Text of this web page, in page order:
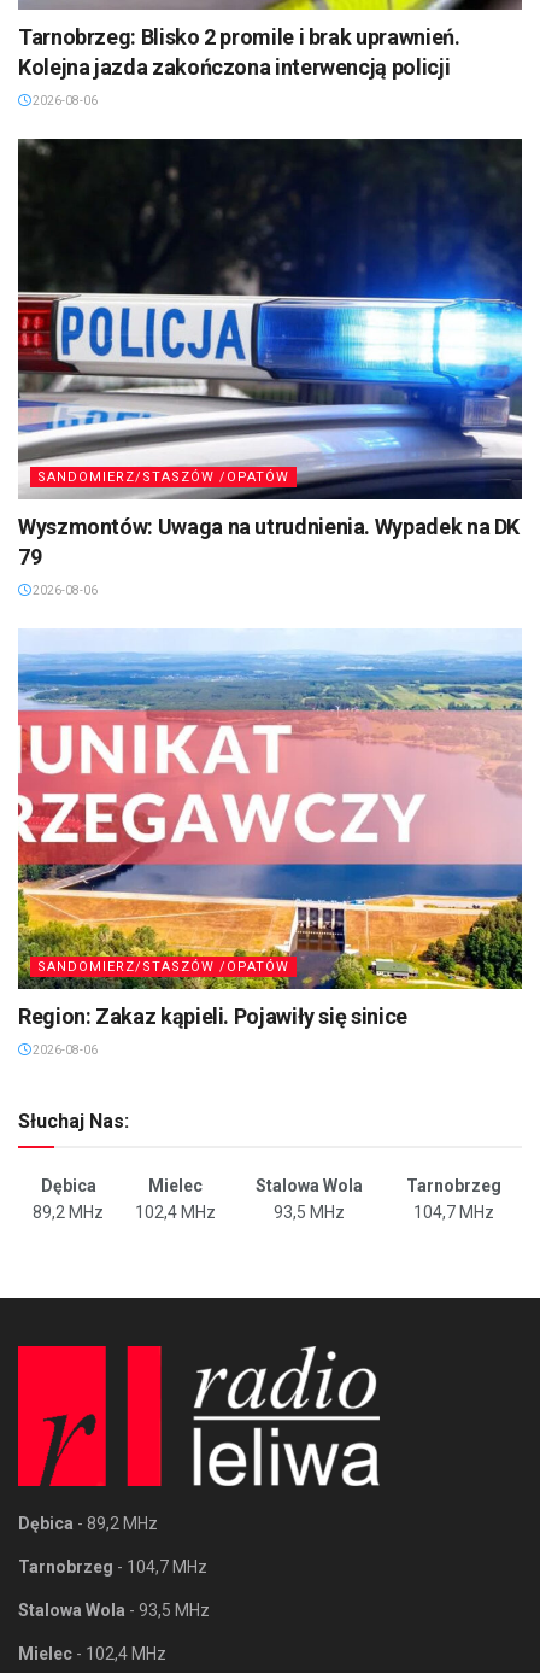
Tarnobrzeg: Blisko 2 promile i brak uprawnień.
Kolejna jazda zakończona interwencją policji
2026-08-06
SANDOMIERZ/STASZÓW /OPATÓW
Wyszmontów: Uwaga na utrudnienia. Wypadek na DK
79
2026-08-06
SANDOMIERZ/STASZÓW /OPATÓW
Region: Zakaz kąpieli. Pojawiły się sinice
2026-08-06
Słuchaj Nas:
Dębica Mielec Stalowa Wola
Tarnobrzeg
89,2 MHz
102,4 MHz 93,5 MHz 104,7 MHz
Dębica - 89,2 MHz
Tarnobrzeg - 104,7 MHz
Stalowa Wola - 93,5 MHz
Mielec - 102,4 MHz